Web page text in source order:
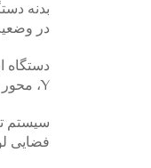
بدنه
در
Y، محور بلوک ضد چروک Z و غیره) را هماهنگ می‌کند و قادر به ذخیره و اجرای برنامه‌های پردازشی پیچیده است.
فضایی